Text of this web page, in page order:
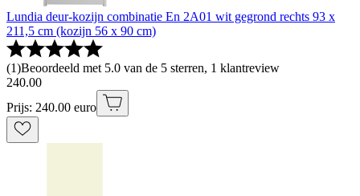
Lundia deur-kozijn combinatie En 2A01 wit gegrond rechts 93 x
211,5 cm (kozijn 56 x 90 cm)
(1)Beoordeeld met 5.0 van de 5 sterren, 1 klantreview
240.00
Prijs: 240.00 euro